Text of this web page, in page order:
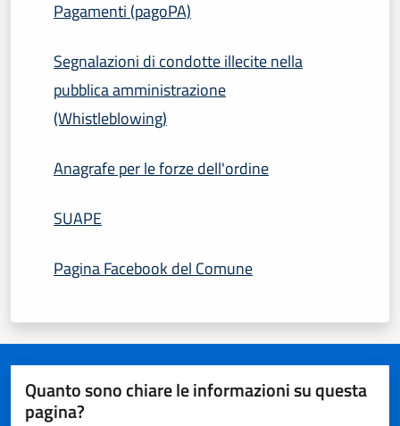
Pagamenti (pagoPA)
Segnalazioni di condotte illecite nella
pubblica amministrazione
(Whistleblowing)
Anagrafe per le forze dell'ordine
SUAPE
Pagina Facebook del Comune
Quanto sono chiare le informazioni su questa
pagina?